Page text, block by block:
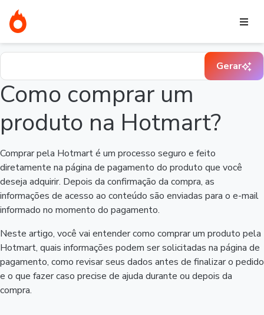
Página Inicial
um produto na Hotmart?
Busque pela sua dúvida na Central de Ajuda
Gerar
Como comprar um
produto na Hotmart?
Comprar pela Hotmart é um processo seguro e feito
diretamente na página de pagamento do produto que você
deseja adquirir. Depois da confirmação da compra, as
informações de acesso ao conteúdo são enviadas para o e-mail
informado no momento do pagamento.
Neste artigo, você vai entender como comprar um produto pela
Hotmart, quais informações podem ser solicitadas na página de
pagamento, como revisar seus dados antes de finalizar o pedido
e o que fazer caso precise de ajuda durante ou depois da
compra.